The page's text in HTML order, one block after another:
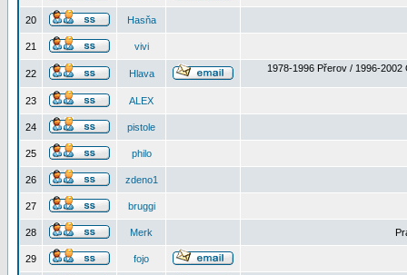
20 Hasňa
21 vivi
22 Hlava 1978-1996 Přerov / 1996-2002
23 ALEX
24 pistole
25 philo
26 zdeno1
27 bruggi
28 Merk
29 fojo